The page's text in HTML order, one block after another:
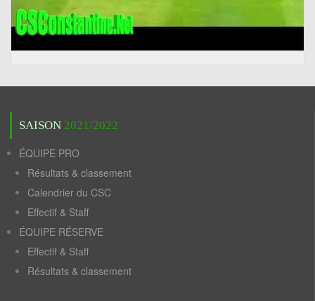
SAISON 2021/2022
ÉQUIPE PRO
Résultats & classement
Calendrier du CSC
Effectif & Staff
ÉQUIPE RÉSERVE
Effectif & Staff
Résultats & classement